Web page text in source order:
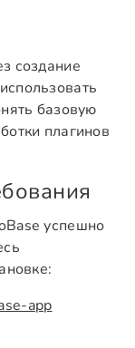
создание
базовую
плагинов
успешно
app